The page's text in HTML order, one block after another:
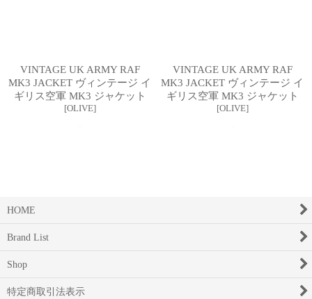
VINTAGE UK ARMY RAF
MK3 JACKET ヴィンテージ イ
ギリス空軍 MK3 ジャケット
[OLIVE]
VINTAGE UK ARMY RAF
MK3 JACKET ヴィンテージ イ
ギリス空軍 MK3 ジャケット
[OLIVE]
HOME
Brand List
Shop
特定商取引法表示